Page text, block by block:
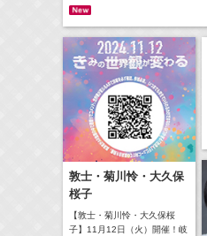
敦士・菊川怜・大久保
桜子
【敦士・菊川怜・大久保桜
子】11月12日（火）開催！岐